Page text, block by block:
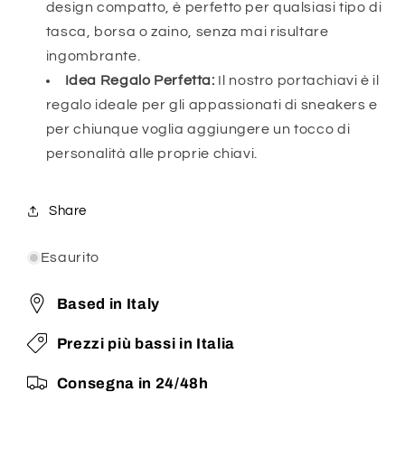
design compatto, è perfetto per qualsiasi tipo di
tasca, borsa o zaino, senza mai risultare
ingombrante.
Idea Regalo Perfetta: Il nostro portachiavi è il
regalo ideale per gli appassionati di sneakers e
per chiunque voglia aggiungere un tocco di
personalità alle proprie chiavi.
Share
Esaurito
Based in Italy
Prezzi più bassi in Italia
Consegna in 24/48h